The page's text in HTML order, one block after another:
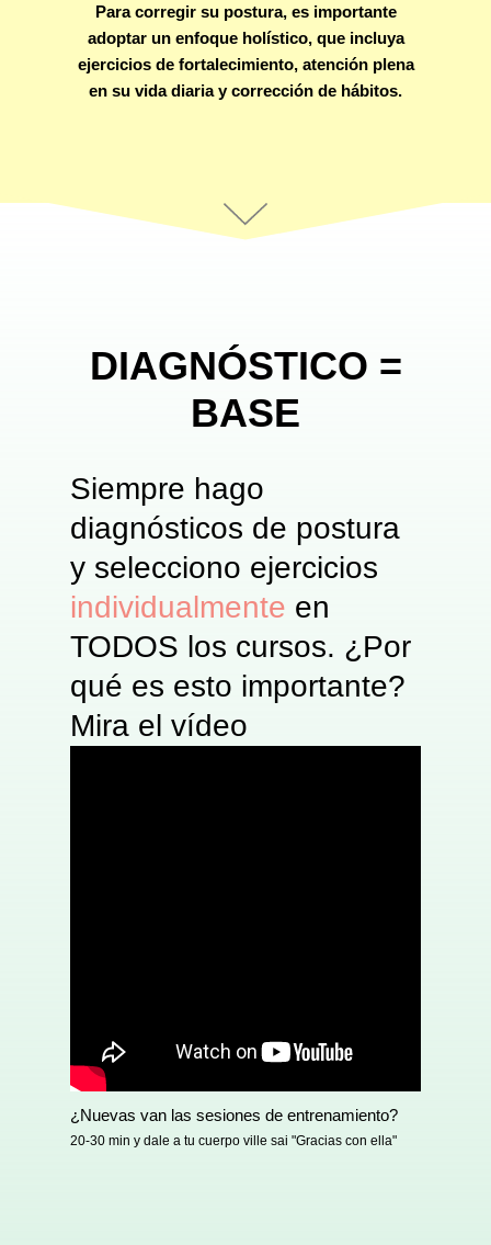
Para corregir su postura, es importante
adoptar un enfoque holístico, que incluya
ejercicios de fortalecimiento, atención plena
en su vida diaria y corrección de hábitos.
DIAGNÓSTICO =
BASE
Siempre hago
diagnósticos de postura
y selecciono ejercicios
individualmente en
TODOS los cursos. ¿Por
qué es esto importante?
Mira el vídeo
¿Nuevas van las sesiones de entrenamiento?
20-30 min y dale a tu cuerpo ville sai "Gracias con ella"